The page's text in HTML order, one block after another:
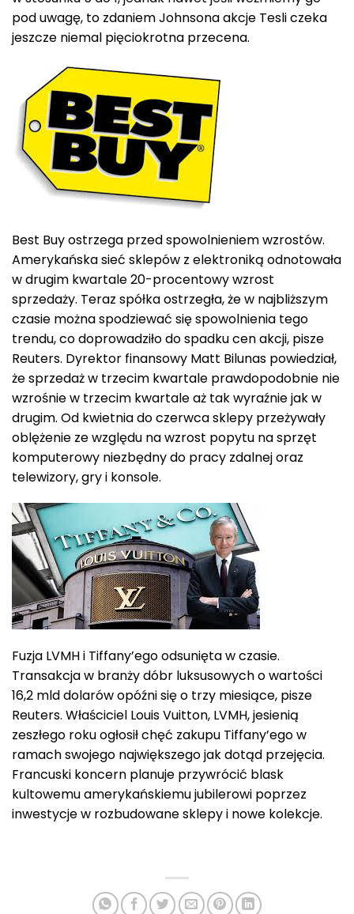
pod uwagę, to zdaniem Johnsona akcje Tesli czeka
jeszcze niemal pięciokrotna przecena.
Best Buy ostrzega przed spowolnieniem wzrostów.
Amerykańska sieć sklepów z elektroniką odnotowała
w drugim kwartale 20-procentowy wzrost
sprzedaży. Teraz spółka ostrzegła, że w najbliższym
czasie można spodziewać się spowolnienia tego
trendu, co doprowadziło do spadku cen akcji, pisze
Reuters. Dyrektor finansowy Matt Bilunas powiedział,
że sprzedaż w trzecim kwartale prawdopodobnie nie
wzrośnie w trzecim kwartale aż tak wyraźnie jak w
drugim. Od kwietnia do czerwca sklepy przeżywały
oblężenie ze względu na wzrost popytu na sprzęt
komputerowy niezbędny do pracy zdalnej oraz
telewizory, gry i konsole.
Fuzja LVMH i Tiffany’ego odsunięta w czasie.
Transakcja w branży dóbr luksusowych o wartości
16,2 mld dolarów opóźni się o trzy miesiące, pisze
Reuters. Właściciel Louis Vuitton, LVMH, jesienią
zeszłego roku ogłosił chęć zakupu Tiffany’ego w
ramach swojego największego jak dotąd przejęcia.
Francuski koncern planuje przywrócić blask
kultowemu amerykańskiemu jubilerowi poprzez
inwestycje w rozbudowane sklepy i nowe kolekcje.